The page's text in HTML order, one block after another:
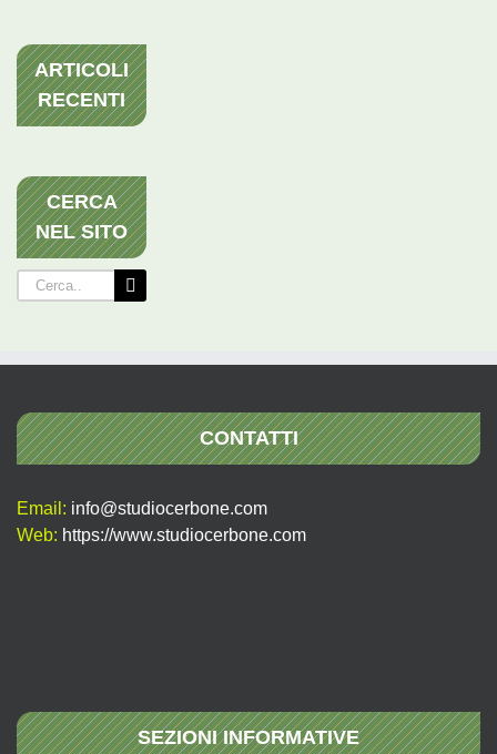
ARTICOLI
RECENTI
CERCA
NEL SITO
Cerca
per:
CONTATTI
Email: info@studiocerbone.com
Web: https://www.studiocerbone.com
SEZIONI INFORMATIVE